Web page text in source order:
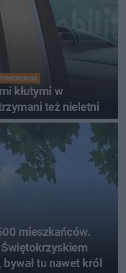
kłutymi w
też nieletni
mieszkańców.
tu nawet król